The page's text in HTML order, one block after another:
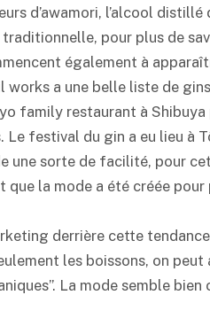
d’awamori, l’alcool distillé
pour plus de
également à
works a une belle liste de
family restaurant à
festival du gin a eu lieu à
une sorte de facilité, pour
que la mode a été créée
derrière cette
les boissons, on
La mode semble bien